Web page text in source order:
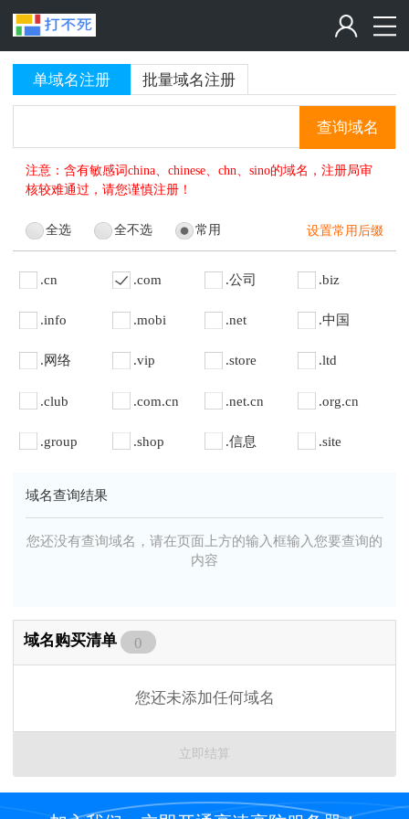
单域名注册 批量域名注册
查询域名
注意：含有敏感词china、chinese、chn、sino的域名，注册局审
核较难通过，请您谨慎注册！
全选 全不选 常用 设置常用后缀
.cn .com .公司 .biz
.info .mobi .net .中国
.网络 .vip .store .ltd
.club .com.cn .net.cn .org.cn
.group .shop .信息 .site
域名查询结果
您还没有查询域名，请在页面上方的输入框输入您要查询的
内容
域名购买清单 0
您还未添加任何域名
立即结算